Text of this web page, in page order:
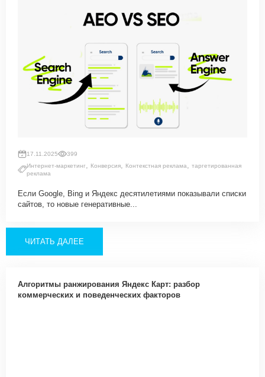
17.11.2025
399
Интернет-маркетинг, Конверсия, Контекстная реклама, таргетированная
реклама
Если Google, Bing и Яндекс десятилетиями показывали списки
сайтов, то новые генеративные...
ЧИТАТЬ ДАЛЕЕ
Алгоритмы ранжирования Яндекс Карт: разбор
коммерческих и поведенческих факторов